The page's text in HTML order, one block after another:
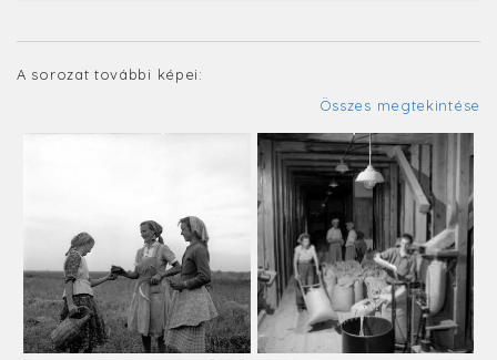
A sorozat további képei:
Összes megtekintése